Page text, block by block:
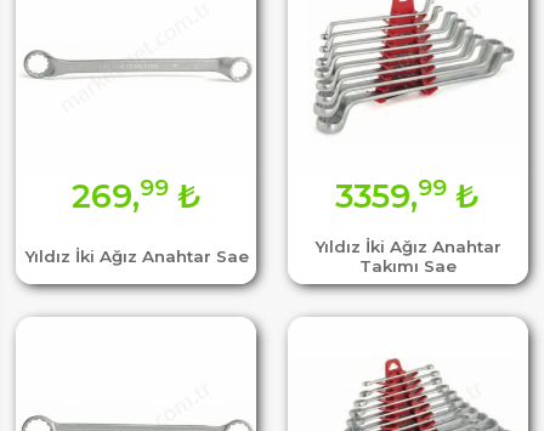
Yıldız İki Ağız Anahtar Sae
269,99₺
Yıldız İki Ağız Anahtar
Takımı Sae
3359,99 ₺